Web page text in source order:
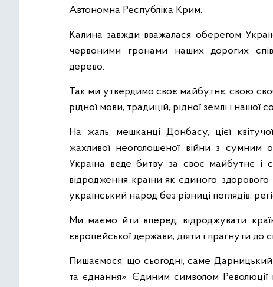
Автономна Республіка Крим.
Калина завжди вважалася оберегом
червоними гронами наших дорогих
дерево.
Так ми утвердимо своє майбутнє, свою
рідної мови, традицій, рідної землі і нашої
На жаль, мешканці Донбасу, цієї
жахливої неоголошеної війни з сумним
Україна веде битву за своє майбутнє і
відродження країни як єдиного,
український народ без різниці поглядів,
Ми маємо йти вперед, відроджувати
європейської держави, діяти і прагнути до
Пишаємося, що сьогодні, саме
та єднання». Єдиним символом